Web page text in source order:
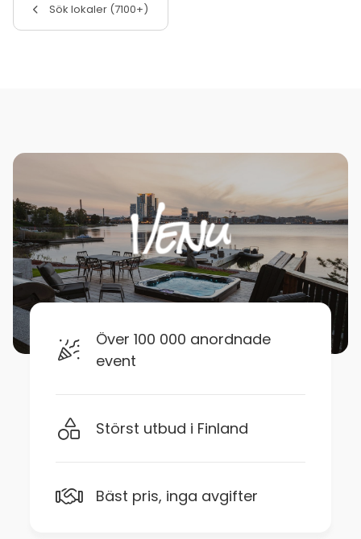
Sök lokaler (7100+)
Över 100 000 anordnade
event
Störst utbud i Finland
Bäst pris, inga avgifter